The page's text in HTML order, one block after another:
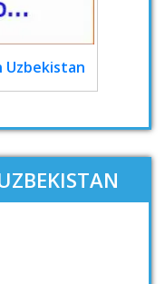
Uzbekistan